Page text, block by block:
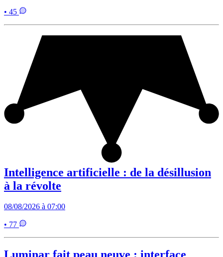
• 45
Intelligence artificielle : de la désillusion
à la révolte
08/08/2026 à 07:00
• 77